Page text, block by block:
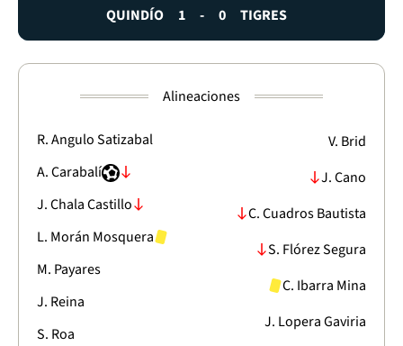
QUINDÍO 1 - 0 TIGRES
Alineaciones
R. Angulo Satizabal
A. Carabalí
J. Chala Castillo
L. Morán Mosquera
M. Payares
J. Reina
S. Roa
V. Brid
J. Cano
C. Cuadros Bautista
S. Flórez Segura
C. Ibarra Mina
J. Lopera Gaviria